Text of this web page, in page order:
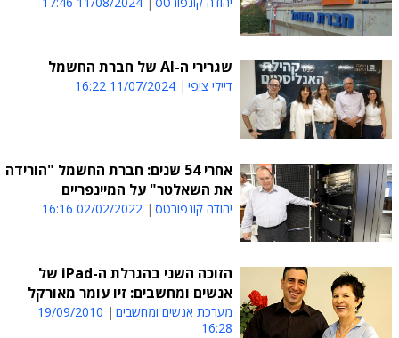
שגרירי ה-AI של חברת החשמל
דיילי ציפי 11/07/2024 16:22
אחרי 54 שנים: חברת החשמל "הורידה
את השאלטר" על המיינפריים
יהודה קונפורטס 02/02/2022 16:16
הזוכה השני בהגרלת ה-iPad של
אנשים ומחשבים: זיו עומר מאורקל
מערכת אנשים ומחשבים
19/09/2010
16:28